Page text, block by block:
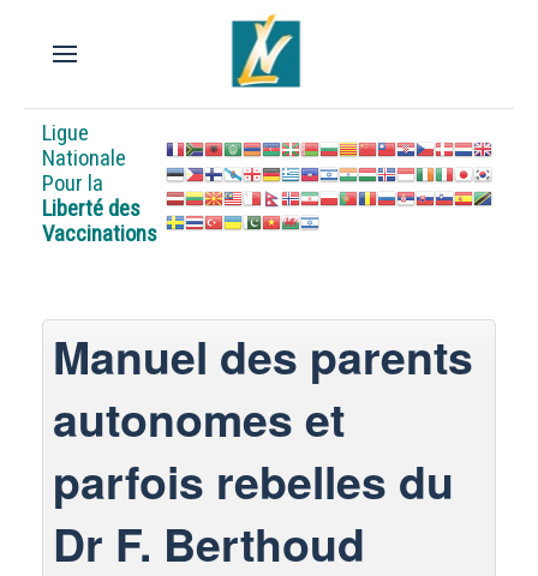
Ligue
Nationale
Pour la
Liberté des
Vaccinations
Manuel des parents
autonomes et
parfois rebelles du
Dr F. Berthoud